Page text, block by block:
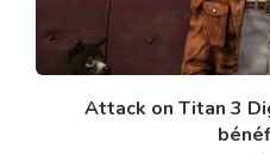
Attack on Titan 3